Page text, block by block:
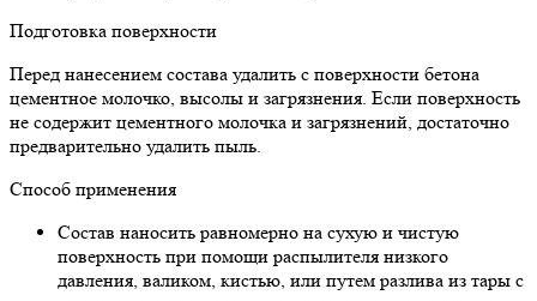
Подготовка поверхности
Перед нанесением состава удалить с поверхности бетона
цементное молочко, высолы и загрязнения. Если поверхность
не содержит цементного молочка и загрязнений, достаточно
предварительно удалить пыль.
Способ применения
Состав наносить равномерно на сухую и чистую
поверхность при помощи распылителя низкого
давления, валиком, кистью, или путем разлива из тары с